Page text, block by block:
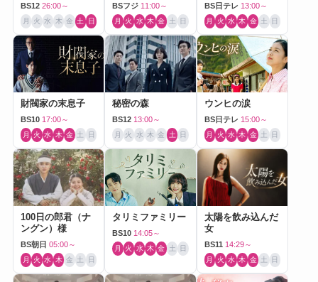
BS12 26:00～
月 火 水 木 金 土 日
BSフジ 11:00～
月 火 水 木 金 土 日
BS日テレ 13:00～
月 火 水 木 金 土 日
財閥家の末息子
BS10 17:00～
月 火 水 木 金 土 日
秘密の森
BS12 13:00～
月 火 水 木 金 土 日
ウンヒの涙
BS日テレ 15:00～
月 火 水 木 金 土 日
100日の郎君（ナ
ングン）様
BS朝日 05:00～
月 火 水 木 金 土 日
タリミファミリー
BS10 14:05～
月 火 水 木 金 土 日
太陽を飲み込んだ
女
BS11 14:29～
月 火 水 木 金 土 日